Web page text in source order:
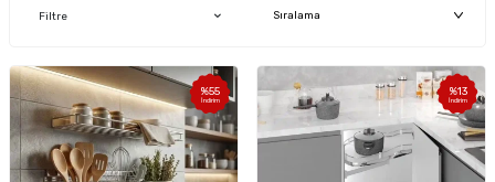
Filtre
%55
İndirim
%13
İndirim